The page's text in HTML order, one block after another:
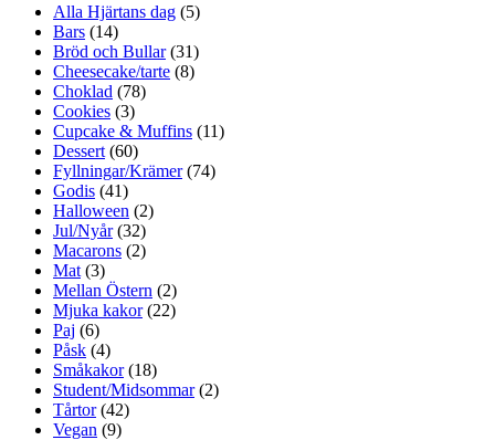
Alla Hjärtans dag (5)
Bars (14)
Bröd och Bullar(31)
Cheesecake/tarte (8)
Choklad (78)
Cookies (3)
Cupcake & Muffins (11)
Dessert (60)
Fyllningar/Krämer(74)
Godis (41)
Halloween (2)
Jul/Nyår(32)
Macarons (2)
Mat (3)
Mellan Östern (2)
Mjuka kakor(22)
Paj (6)
Påsk (4)
Småkakor(18)
Student/Midsommar(2)
Tårtor(42)
Vegan (9)